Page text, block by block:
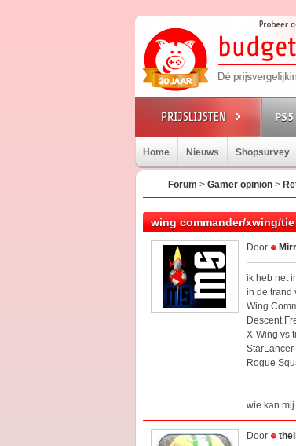
PS5
Home Nieuws Shopsurvey
Forum > Gamer opinion >
wing commander/xwing/
Door
ik heb net
in de trand
Wing
Descent
X-Wing vs
StarLancer
Rogue
wie kan
Door